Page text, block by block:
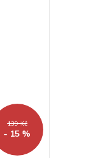
139 Kč
- 15 %